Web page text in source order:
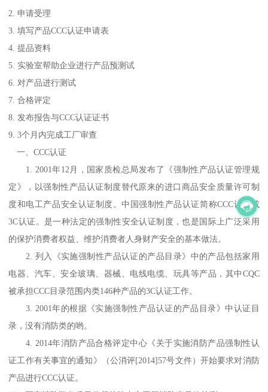
2. 申请受理
3. 填写产品CCC认证申请表
4. 提品资料
5. 实验室帮助企业进行产品预测试
6. 对产品进行测试
7. 合格评定
8. 发布报告与CCC认证证书
9. 3个月内完成工厂审查
一、CCC认证
1. 2001年12月，国家质检总局发布了《强制性产品认证管理规
定》，以强制性产品认证制度替代原来的进口商品安全质量许可制
度和电工产品安全认证制度。中国强制性产品认证简称CCC认证或
3C认证。是一种法定的强制性安全认证制度，也是国际上广泛采用
的保护消费者权益、维护消费者人身财产安全的基本做法。
2. 列入《实施强制性产品认证的产品目录》中的产品包括家用
电器、汽车、安全玻璃、器械、电线电缆、玩具等产品，其中CQC
被承担CCC目录范围内类146种产品的3C认证工作。
3. 2001年的根据《实施强制性产品认证的产品目录》中认证目
录，没有消防类的哟。
4. 2014年消防产品合格评定中心《关于实施消防产品强制性认
证工作有关事宜的通知》（公消评[2014]57号文件）开始要求对消防
产品进行CCC认证。